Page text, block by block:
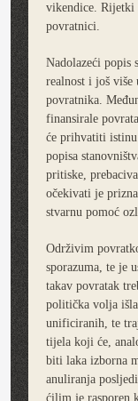
vikendice. Rijetki
povratnici.
Nadolazeći popis
realnost i još
povratnika.
finansirale
će prihvatiti istinu
popisa
pritiske,
očekivati je
stvarnu pomoć
Održivim
sporazuma, te je
takav povratak
politička volja
unificiranih, te
tijela koji će,
biti laka izborna
anuliranja
ćilim je rasporen